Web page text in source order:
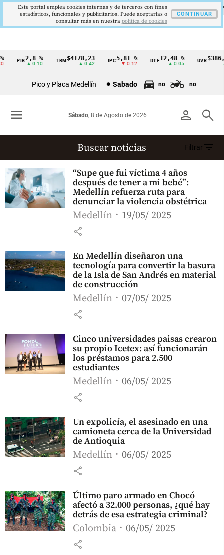
Cintillo
Colombia
PIB 2,8 %
▲ 0.10
TRM$4178,23
▲ 0.42
IPC5,81 %
▼ 0.12
DTF12,48 %
▲ 0.05
UVR
Pico y Placa Medellín Sabado no no
person search
Sábado, 8 de Agosto de 2026
menu
Buscar noticias
Universidad Nacional (20701 resultados)
Filtrar filter_list
“Supe que fui víctima 4 años
después de tener a mi bebé”:
Medellín refuerza ruta para
denunciar la violencia obstétrica
Medellín 19/05/ 2025
share
En Medellín diseñaron una
tecnología para convertir la basura
de la Isla de San Andrés en material
de construcción
Medellín 07/05/ 2025
share
Cinco universidades paisas crearon
su propio Icetex: así funcionarán
los préstamos para 2.500
estudiantes
Medellín 06/05/ 2025
share
Un expolicía, el asesinado en una
camioneta cerca de la Universidad
de Antioquia
Medellín 06/05/ 2025
share
Último paro armado en Chocó
afectó a 32.000 personas, ¿qué hay
detrás de esa estrategia criminal?
Colombia 06/05/ 2025
share
Este portal emplea cookies internas y de terceros con fines
estadísticos, funcionales y publicitarios. Puede aceptarlas o
consultar más en nuestra politica de cookies
CONTINUAR